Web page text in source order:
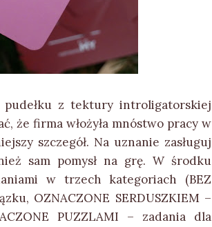
pudełku z tektury introligatorskiej
że firma włożyła mnóstwo pracy w
szczegół. Na uznanie zasługuj
sam pomysł na grę. W środku
w trzech kategoriach (BEZ
OZNACZONE SERDUSZKIEM –
PUZZLAMI – zadania dla